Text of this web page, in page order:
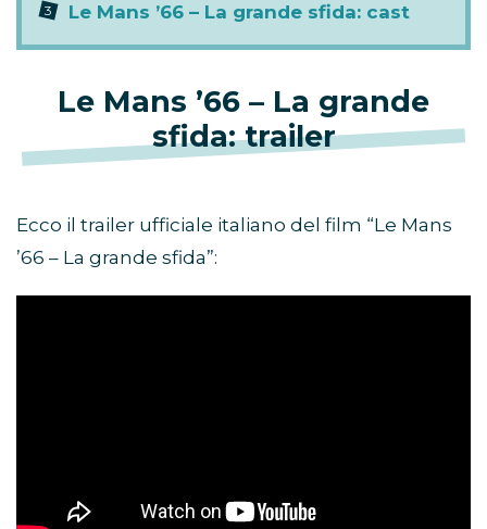
Le Mans ’66 – La grande sfida: cast
Le Mans ’66 – La grande
sfida: trailer
Ecco il trailer ufficiale italiano del film “Le Mans
’66 – La grande sfida”: